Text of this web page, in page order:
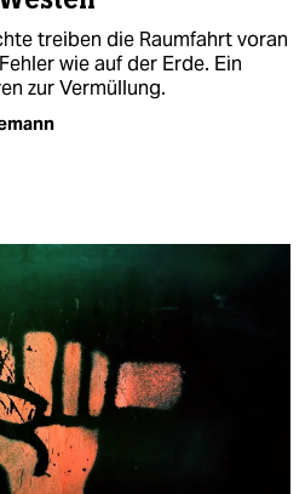
treiben die Raumfahrt voran
wie auf der Erde. Ein
zur Vermüllung.